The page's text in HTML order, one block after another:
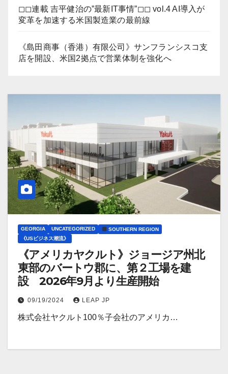
◻︎◻︎連載 吉平健治の”最新IT事情”◻︎◻︎ vol.4 AI導入が
変革を加速する米国製造業の最前線
《島田商事（香港）有限公司》サンフランシスコ支
店を開設、米国2拠点で営業体制を強化へ
GEORGIA UNCATEGORIZED
SOUTHERN REGION
《USビジネス潮流》
《アメリカヤクルト》ジョージア州北
東部のバートウ郡に、第２工場を建
設 2026年9月より生産開始
09/19/2024 LEAP JP
株式会社ヤクルト100％子会社のアメリカ…